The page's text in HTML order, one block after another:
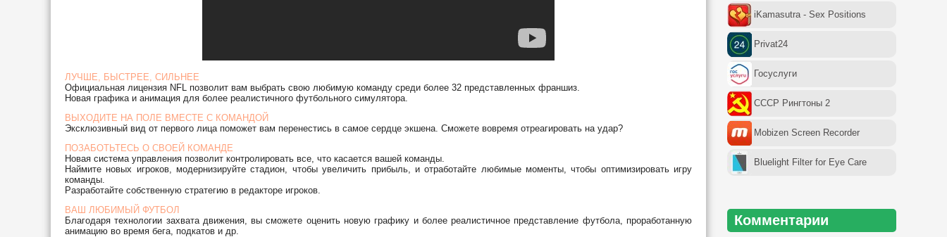
ЛУЧШЕ, БЫСТРЕЕ, СИЛЬНЕЕ
Официальная лицензия NFL позволит вам выбрать свою любимую команду среди более 32 представленных франшиз.
Новая графика и анимация для более реалистичного футбольного симулятора.
ВЫХОДИТЕ НА ПОЛЕ ВМЕСТЕ С КОМАНДОЙ
Эксклюзивный вид от первого лица поможет вам перенестись в самое сердце экшена. Сможете вовремя отреагировать на удар?
ПОЗАБОТЬТЕСЬ О СВОЕЙ КОМАНДЕ
Новая система управления позволит контролировать все, что касается вашей команды.
Наймите новых игроков, модернизируйте стадион, чтобы увеличить прибыль, и отработайте любимые моменты, чтобы оптимизировать игру
команды.
Разработайте собственную стратегию в редакторе игроков.
ВАШ ЛЮБИМЫЙ ФУТБОЛ
Благодаря технологии захвата движения, вы сможете оценить новую графику и более реалистичное представление футбола, проработанную
анимацию во время бега, подкатов и др.
iKamasutra - Sex Positions
Privat24
Госуслуги
СССР Рингтоны 2
Mobizen Screen Recorder
Bluelight Filter for Eye Care
Комментарии